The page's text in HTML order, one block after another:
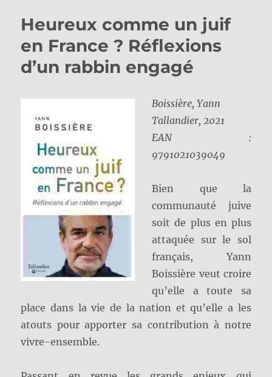
Heureux comme un juif
en France ? Réflexions
d’un rabbin engagé
Boissière, Yann
Tallandier, 2021
EAN :
9791021039049
Bien que la
communauté juive
soit de plus en plus
attaquée sur le sol
français, Yann
Boissière veut croire
qu’elle a toute sa
place dans la vie de la nation et qu’elle a les
atouts pour apporter sa contribution à notre
vivre-ensemble.